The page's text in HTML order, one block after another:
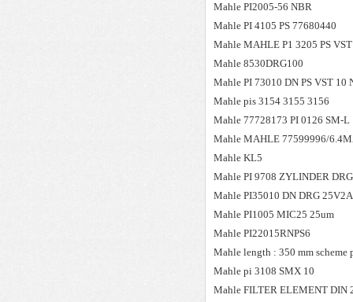
Mahle PI2005-56 NBR
Mahle PI 4105 PS 77680440
Mahle MAHLE P1 3205 PS VST
Mahle 8530DRG100
Mahle PI 73010 DN PS VST 10
Mahle pis 3154 3155 3156
Mahle 77728173 PI 0126 SM-L
Mahle MAHLE 77599996/
Mahle KL5
Mahle PI 9708 ZYLINDER
Mahle PI35010 DN DRG 25V2A
Mahle PI1005 MIC25 25um
Mahle PI22015RNPS6
Mahle length : 350 mm scheme
Mahle pi 3108 SMX 10
Mahle FILTER ELEMENT DIN